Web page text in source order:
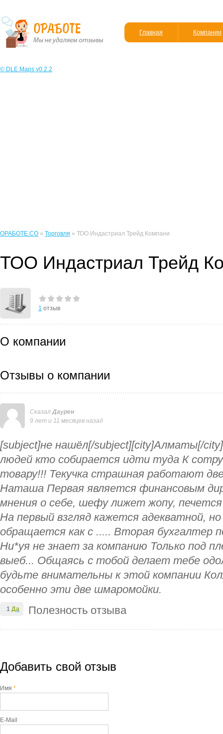
Главная Компании
© DLE Maps v0.2.2
ОРАБОТЕ.CO » Торговля » ТОО Индастриал Трейд Компани
ТОО Индастриал Трейд
1 отзыв
О компании
Отзывы о компании
СказалДаурен
9 лет и 11 месяцев назад
[subject]не нашёл[/subject][city]Алматы[/
людей кто собирается идти туда К
товару!!! Текучка страшная работают
Наташа Первая является финансовым
мнения о себе, шефу лижет жопу,
На первый взгляд кажется адекватной,
обращается как с ..... Вторая бухгалтер
Ни*уя не знает за компанию Только под
выеб... Общаясь с тобой делает тебе
будьте внимательны к этой компании
особенно эти две шмаромойки.
Полезность отзыва
1 Да
Добавить свой отзыв
Имя *
E-Mail